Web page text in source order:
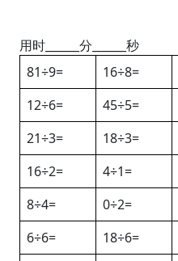
用时______分______秒
81÷9=
16÷8=
12÷6=
45÷5=
21÷3=
18÷3=
16÷2=
4÷1=
8÷4=
0÷2=
6÷6=
18÷6=